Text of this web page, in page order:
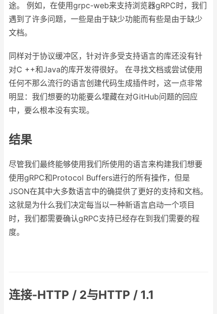
途。 例如，在使用grpc-web来支持浏览器gRPC时，我们
遇到了许多问题，一些是由于缺少功能而有些是由于缺少
文档。
同样对于协议缓冲区，针对许多受支持语言的库还没有针
对C ++和Java的库开发得很好。 在寻找文档或尝试使用
任何不那么流行的语言创建代码生成插件时，这一点非常
明显：我们想要的功能要么埋藏在对GitHub问题的回应
中，要么根本没有实现。
结果
尽管我们最终能够使用我们所使用的语言来构建我们想要
使用gRPC和Protocol Buffers进行的所有操作，但是
JSON在其中大多数语言中的确提供了更好的支持和文档。
这就是为什么我们决定每当以一种新语言启动一个项目
时，我们都需要确认gRPC支持已经存在到我们需要的程
度。
连接-HTTP / 2与HTTP / 1.1